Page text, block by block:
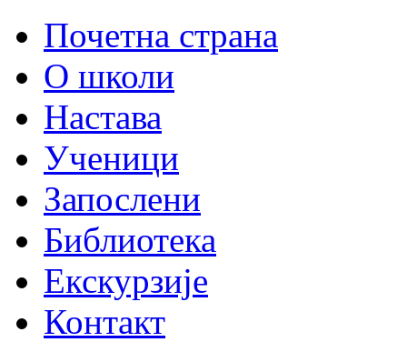
Почетна страна
О школи
Настава
Ученици
Запослени
Библиотека
Екскурзије
Контакт